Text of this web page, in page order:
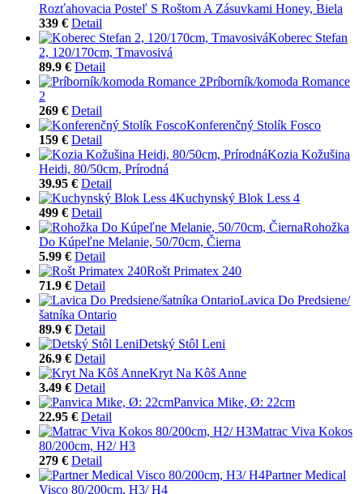
Rozťahovacia Posteľ S Roštom A Zásuvkami Honey, Biela
339 € Detail
Koberec Stefan
2, 120/170cm, Tmavosivá
89.9 € Detail
Príborník/komoda Romance
2
269 € Detail
Konferenčný Stolík Fosco
159 € Detail
Kozia Kožušina
Heidi, 80/50cm, Prírodná
39.95 € Detail
Kuchynský Blok Less 4
499 € Detail
Rohožka
Do Kúpeľne Melanie, 50/70cm, Čierna
5.99 € Detail
Rošt Primatex 240
71.9 € Detail
Lavica Do Predsiene/
šatníka Ontario
89.9 € Detail
Detský Stôl Leni
26.9 € Detail
Kryt Na Kôš Anne
3.49 € Detail
Panvica Mike, Ø: 22cm
22.95 € Detail
Matrac Viva Kokos
80/200cm, H2/ H3
279 € Detail
Partner Medical
Visco 80/200cm, H3/ H4